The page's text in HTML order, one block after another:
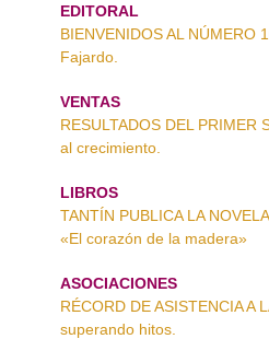
EDITORAL
BIENVENIDOS AL NÚMERO
Fajardo.
VENTAS
RESULTADOS DEL PRIMER
al crecimiento.
LIBROS
TANTÍN PUBLICA LA
«El corazón de la madera»
ASOCIACIONES
RÉCORD DE ASISTENCIA A
superando hitos.